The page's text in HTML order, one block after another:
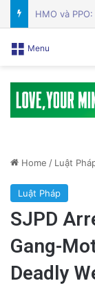
Menu
Home / Luật
Luật Pháp
SJPD
Gang-
Deadly